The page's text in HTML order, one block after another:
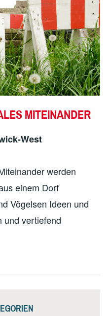
MITEINANDER
West
werden
einem Dorf
Vögelsen Ideen und
und vertiefend